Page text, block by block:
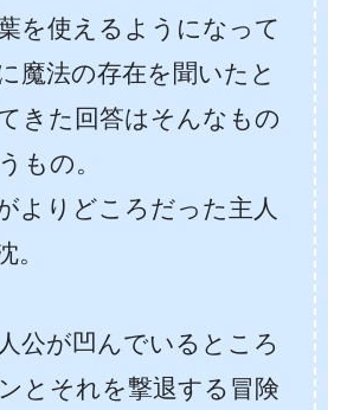
を使えるようになって
魔法の存在を聞いたと
きた回答はそんなもの
もの。
よりどころだった主人
。
公が凹んでいるところ
とそれを撃退する冒険